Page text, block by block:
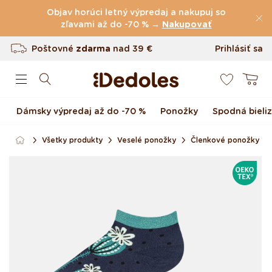
Preskočiť na obsah
Objav horúci letný výpredaj a nakupuj so
zľavami až do -70 % → Nakupovať
(60.231 Recenzie)
Poštovné zdarma nad 39 €
Vrátenie tovaru až do 100 dní
Prihlásiť sa
Košík
Dámsky výpredaj až do -70 % Ponožky Spodná
Všetky produkty Veselé ponožky Členkové ponožky